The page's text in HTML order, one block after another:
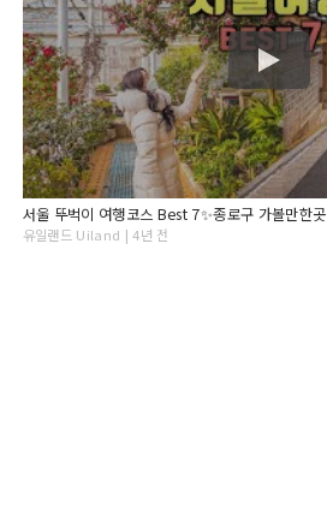
서울 뚜벅이 여행코스 Best 7✨종로구 가볼만한곳
유일랜드 Uiland | 4년 전